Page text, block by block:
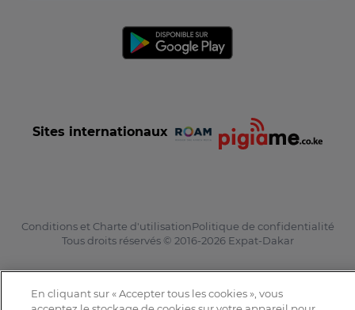
Sites internationaux
Conditions et Charte d'utilisationPolitique de confidentialité
Tous droits réservés © 2016-2026 Expat-Dakar
En cliquant sur « Accepter tous les cookies », vous